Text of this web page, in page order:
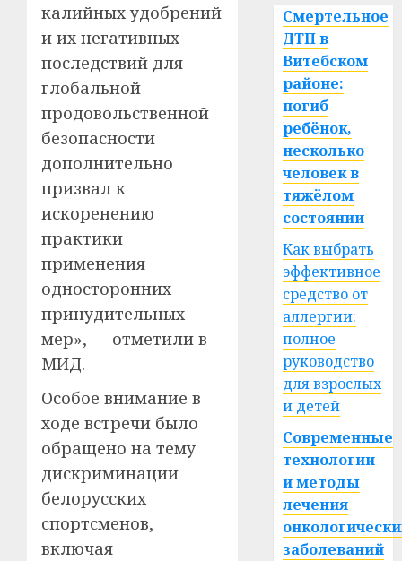
калийных удобрений
и их негативных
последствий для
глобальной
продовольственной
безопасности
дополнительно
призвал к
искоренению
практики
применения
односторонних
принудительных
мер», — отметили в
МИД.
Особое внимание в
ходе встречи было
обращено на тему
дискриминации
белорусских
спортсменов,
включая
Смертельное
ДТП в
Витебском
районе:
погиб
ребёнок,
несколько
человек в
тяжёлом
состоянии
Как выбрать
эффективное
средство от
аллергии:
полное
руководство
для взрослых
и детей
Современные
технологии
и методы
лечения
заболеваний